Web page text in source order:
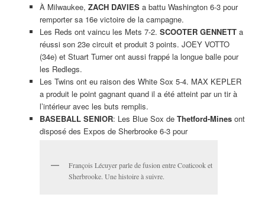
À Milwaukee, ZACH DAVIESa battu Washington 6-3 pour
remporter sa 16e victoire de la campagne.
Les Reds ont vaincu les Mets 7-2. SCOOTER GENNETTa
réussi son 23e circuit et produit 3 points. JOEY VOTTO
(34e) et Stuart Turner ont aussi frappé la longue balle pour
les Redlegs.
Les Twins ont eu raison des White Sox 5-4. MAX KEPLER
a produit le point gagnant quand il a été atteint par un tir à
l’intérieur avec les buts remplis.
BASEBALL SENIOR: Les Blue Sox de Thetford-Mines ont
disposé des Expos de Sherbrooke 6-3 pour
François Lécuyer parle de fusion entre Coaticook et
Sherbrooke. Une histoire à suivre.